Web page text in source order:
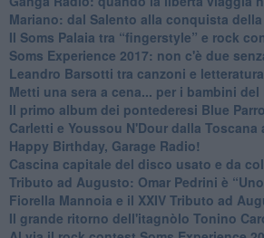
Mariano: dal Salento alla conquista
​Il Soms Palaia tra “fingerstyle” e rock
Soms Experience 2017: non c'è due
​Leandro Barsotti tra canzoni e letteratura
​Metti una sera a cena... per i bambini del
​Il primo album dei pontederesi Blue
Carletti e Youssou N'Dour dalla Toscana
Happy Birthday, Garage Radio!
​Cascina capitale del disco usato e da
Tributo ad Augusto: Omar Pedrini è
​Fiorella Mannoia e il XXIV Tributo ad
Il grande ritorno dell'itagnòlo Tonino